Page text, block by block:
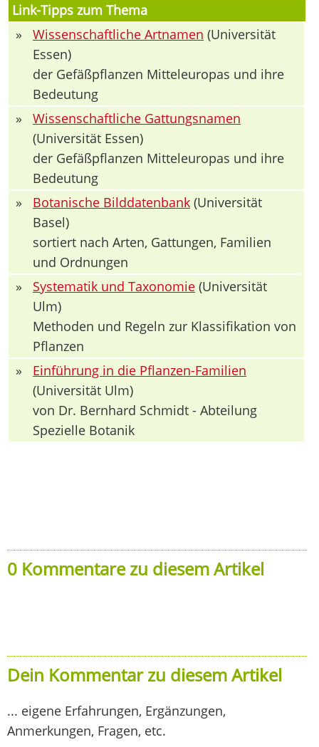
Link-Tipps zum Thema
»
Wissenschaftliche Artnamen (Universität
Essen)
der Gefäßpflanzen Mitteleuropas und ihre
Bedeutung
»
Wissenschaftliche Gattungsnamen
(Universität Essen)
der Gefäßpflanzen Mitteleuropas und ihre
Bedeutung
»
Botanische Bilddatenbank (Universität
Basel)
sortiert nach Arten, Gattungen, Familien
und Ordnungen
»
Systematik und Taxonomie (Universität
Ulm)
Methoden und Regeln zur Klassifikation von
Pflanzen
»
Einführung in die Pflanzen-Familien
(Universität Ulm)
von Dr. Bernhard Schmidt - Abteilung
Spezielle Botanik
0 Kommentare zu diesem Artikel
Dein Kommentar zu diesem Artikel
... eigene Erfahrungen, Ergänzungen,
Anmerkungen, Fragen, etc.